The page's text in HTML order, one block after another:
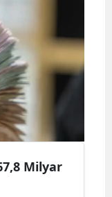
Milyar